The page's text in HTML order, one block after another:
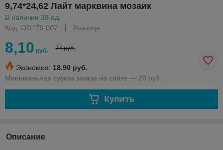
9,74*24,62 Лайт марквина мозаик
В наличии 38 ед.
Код: OD475-007
Розница
8,10 руб. 27 руб.
Экономия: 18.90 руб.
Минимальная сумма заказа на сайте — 20 руб.
Купить
Описание